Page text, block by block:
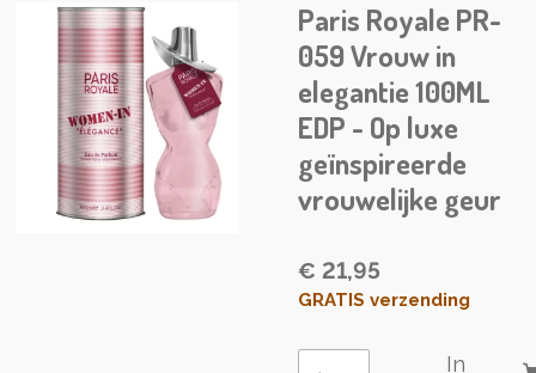
Paris Royale PR-
059 Vrouw in
elegantie 100ML
EDP - Op luxe
geïnspireerde
vrouwelijke geur
€ 21,95
GRATIS verzending
In